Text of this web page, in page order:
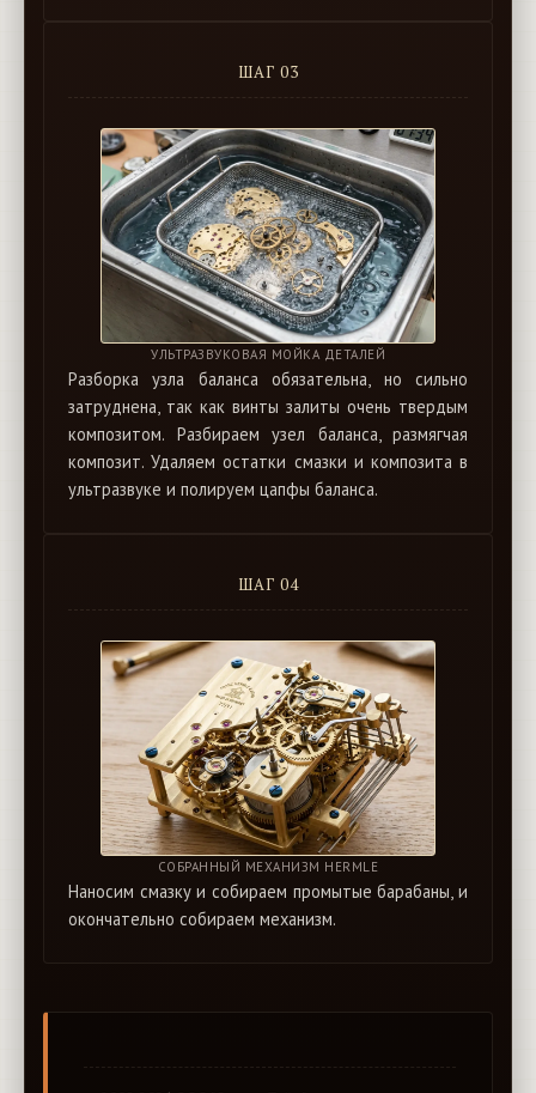
ШАГ 03
УЛЬТРАЗВУКОВАЯ МОЙКА ДЕТАЛЕЙ
Разборка узла баланса обязательна, но сильно
затруднена, так как винты залиты очень твердым
композитом. Разбираем узел баланса, размягчая
композит. Удаляем остатки смазки и композита в
ультразвуке и полируем цапфы баланса.
ШАГ 04
СОБРАННЫЙ МЕХАНИЗМ HERMLE
Наносим смазку и собираем промытые барабаны, и
окончательно собираем механизм.